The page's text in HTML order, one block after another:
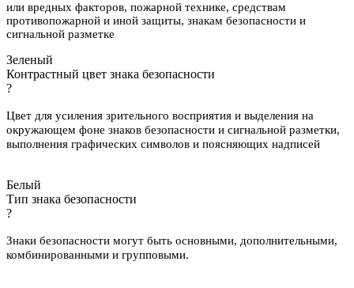
или вредных факторов, пожарной технике, средствам
противопожарной и иной защиты, знакам безопасности и
сигнальной разметке
Зеленый
Контрастный цвет знака безопасности
?
Цвет для усиления зрительного восприятия и выделения на
окружающем фоне знаков безопасности и сигнальной разметки,
выполнения графических символов и поясняющих надписей
Белый
Тип знака безопасности
?
Знаки безопасности могут быть основными, дополнительными,
комбинированными и групповыми.